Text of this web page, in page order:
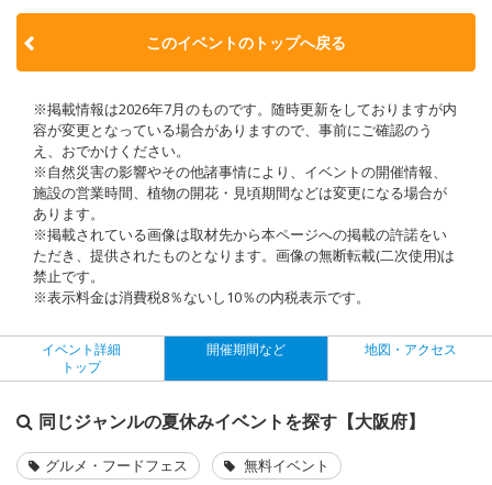
このイベントのトップへ戻る
※掲載情報は2026年7月のものです。随時更新をしておりますが内
容が変更となっている場合がありますので、事前にご確認のう
え、おでかけください。
※自然災害の影響やその他諸事情により、イベントの開催情報、
施設の営業時間、植物の開花・見頃期間などは変更になる場合が
あります。
※掲載されている画像は取材先から本ページへの掲載の許諾をい
ただき、提供されたものとなります。画像の無断転載(二次使用)は
禁止です。
※表示料金は消費税8％ないし10％の内税表示です。
イベント詳細
トップ
開催期間など 地図・アクセス
同じジャンルの夏休みイベントを探す【大阪府】
グルメ・フードフェス 無料イベント